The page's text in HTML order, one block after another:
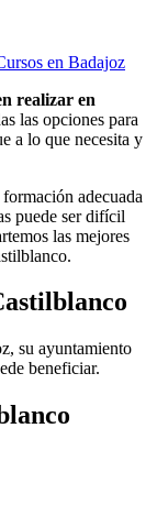
en Badajoz
realizar en
las opciones para
a lo que necesita y
adecuada
puede ser difícil
las mejores
su ayuntamiento
beneficiar.